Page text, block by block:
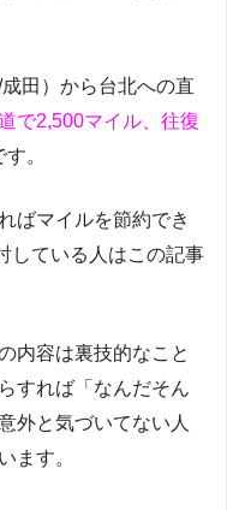
田）から台北への直
で2,500マイル、往復
。
ばマイルを節約でき
している人はこの記事
内容は裏技的なこと
すれば「なんだそん
外と気づいてない人
ます。